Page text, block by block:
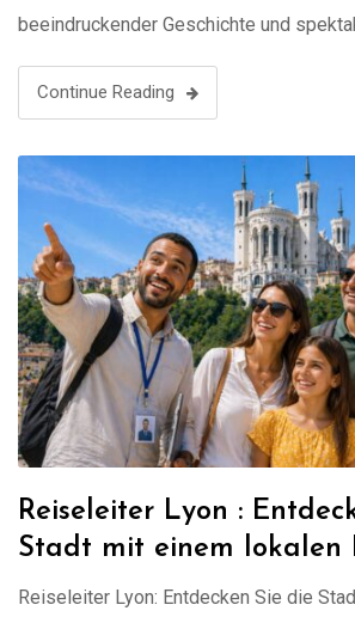
beeindruckender Geschichte und
Erlebnis. Mit einem lokalen Guide
maßgeschneiderte Führung ganz nach
Continue Reading
Reiseleiter Lyon :
Stadt mit einem lokalen
Reiseleiter Lyon: Entdecken Sie die